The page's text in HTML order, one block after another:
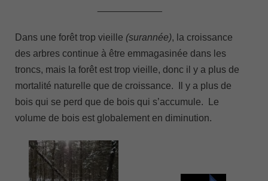
Dans une forêt trop vieille (surannée), la croissance
des arbres continue à être emmagasinée dans les
troncs, mais la forêt est trop vieille, donc il y a plus de
mortalité naturelle que de croissance. Il y a plus de
bois qui se perd que de bois qui s’accumule. Le
volume de bois est globalement en diminution.